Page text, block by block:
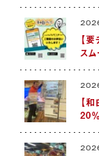
【
ス
【
20